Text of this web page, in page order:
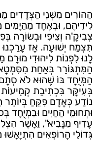
הַהוֹרִים מִשְּׁנֵי הַצְּדָדִים
לִידֵיהֶם, וּבְאֶחָד
צְבִיקָ'ה וְצִיפִּי וּבְשׂוֹרָה
תִּצְמַח יְשׁוּעָה. אָז עָרַכְנוּ
לָנוּ לִפְנוֹת לִיהוּדִי
הַמִּתְגּוֹרֵר בְּאַחַת
הַמְּיֻחָד בּוֹ שֶׁהוּא לֹא
בְּעִיקָּר בִּכְתִיבַת
נוֹדַע כְּאָדָם פִּקֵּחַ בְּיוֹתֵר
וּתְחוּמֵי הַחַיִּים וּבִמְיֻחָד
עָדִיף מִנָּבִיא", וַאֲשֶׁר
גְּדוֹלֵי הָרוֹפְאִים